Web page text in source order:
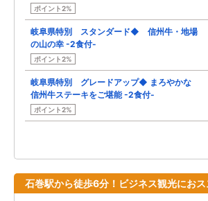
ポイント2%
岐阜県特別 スタンダード◆ 信州牛・地場
の山の幸 -2食付-
ポイント2%
岐阜県特別 グレードアップ◆ まろやかな
信州牛ステーキをご堪能 -2食付-
ポイント2%
石巻駅から徒歩6分！ビジネス観光にお